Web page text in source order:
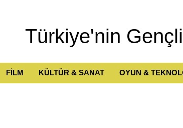
Türkiye'nin
FİLM KÜLTÜR & SANAT OYUN &